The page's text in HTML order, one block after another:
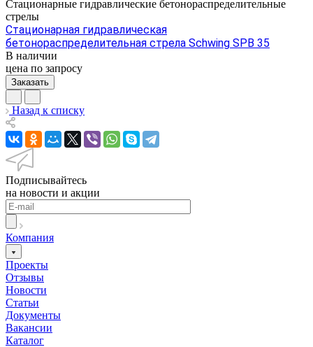
Стационарные гидравлические бетонораспределительные
стрелы
Стационарная гидравлическая
бетонораспределительная стрела Schwing SPB 35
В наличии
цена по запросу
Заказать
Назад к списку
Подписывайтесь
на новости и акции
Компания
Проекты
Отзывы
Новости
Статьи
Документы
Вакансии
Каталог